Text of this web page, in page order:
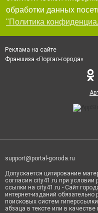
обработки данных
"Политика
Реклама на сайте
Франшиза «Портал-города»
support@portal-goroda.ru
Допускается цитирование
согласия city41.ru при условии
ссылки на city41.ru - Сайт
интернет-изданий
поисковых систем
абзаца в тексте или в